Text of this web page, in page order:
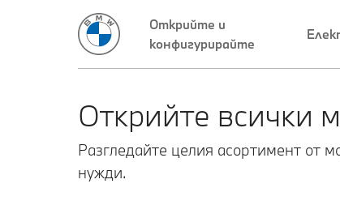
Открийте и
конфигурирайте
Открийте всички
Разгледайте целия асортимент от
нужди.